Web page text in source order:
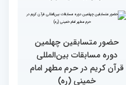
مسابقات بین المللی قرآن
کریم (بخش چهارم)